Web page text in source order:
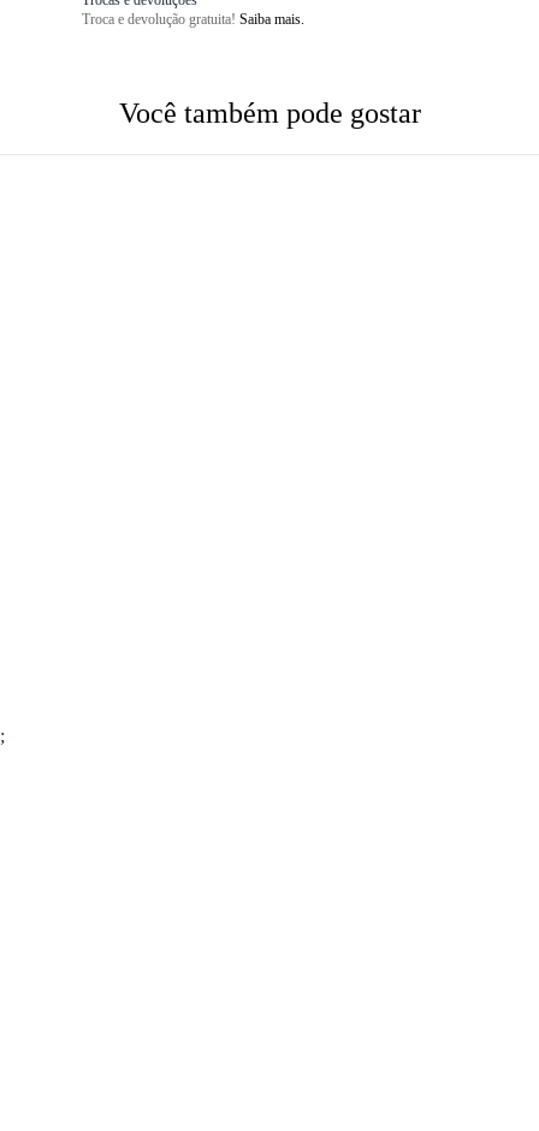
Troca e devolução gratuita! Saiba mais.
Você também pode gostar
;